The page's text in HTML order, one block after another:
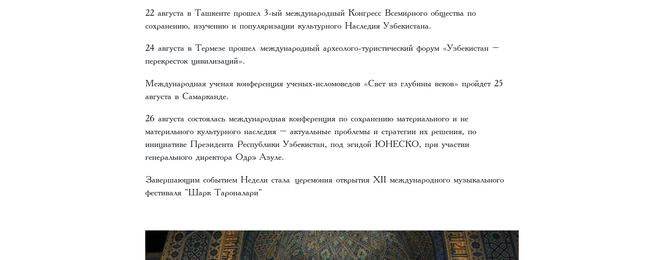
22 августа в Ташкенте прошел 3-ый международный Конгресс Всемирного общества по
сохранению, изучению и популяризации культурного Наследия Узбекистана.
24 августа в Термезе прошел международный археолого-туристический форум «Узбекистан –
перекресток цивилизаций».
Международная ученая конференция ученых-исломоведов «Свет из глубины веков» пройдет 25
августа в Самарканде.
26 августа состоялась международная конференция по сохранению материального и не
материльного культурного наследия – актуальные проблемы и стратегии их решения, по
инициативе Президента Республики Узбекистан, под эгидой ЮНЕСКО, при участии
генерального директора Одрэ Азуле.
Завершающим событием Недели стала церемония открытия XII международного музыкального
фестиваля "Шарк Тароналари"